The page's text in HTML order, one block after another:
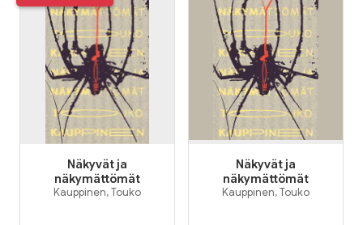
Näkyvät ja
näkymättömät
Kauppinen, Touko
Näkyvät ja
näkymättömät
Kauppinen, Touko